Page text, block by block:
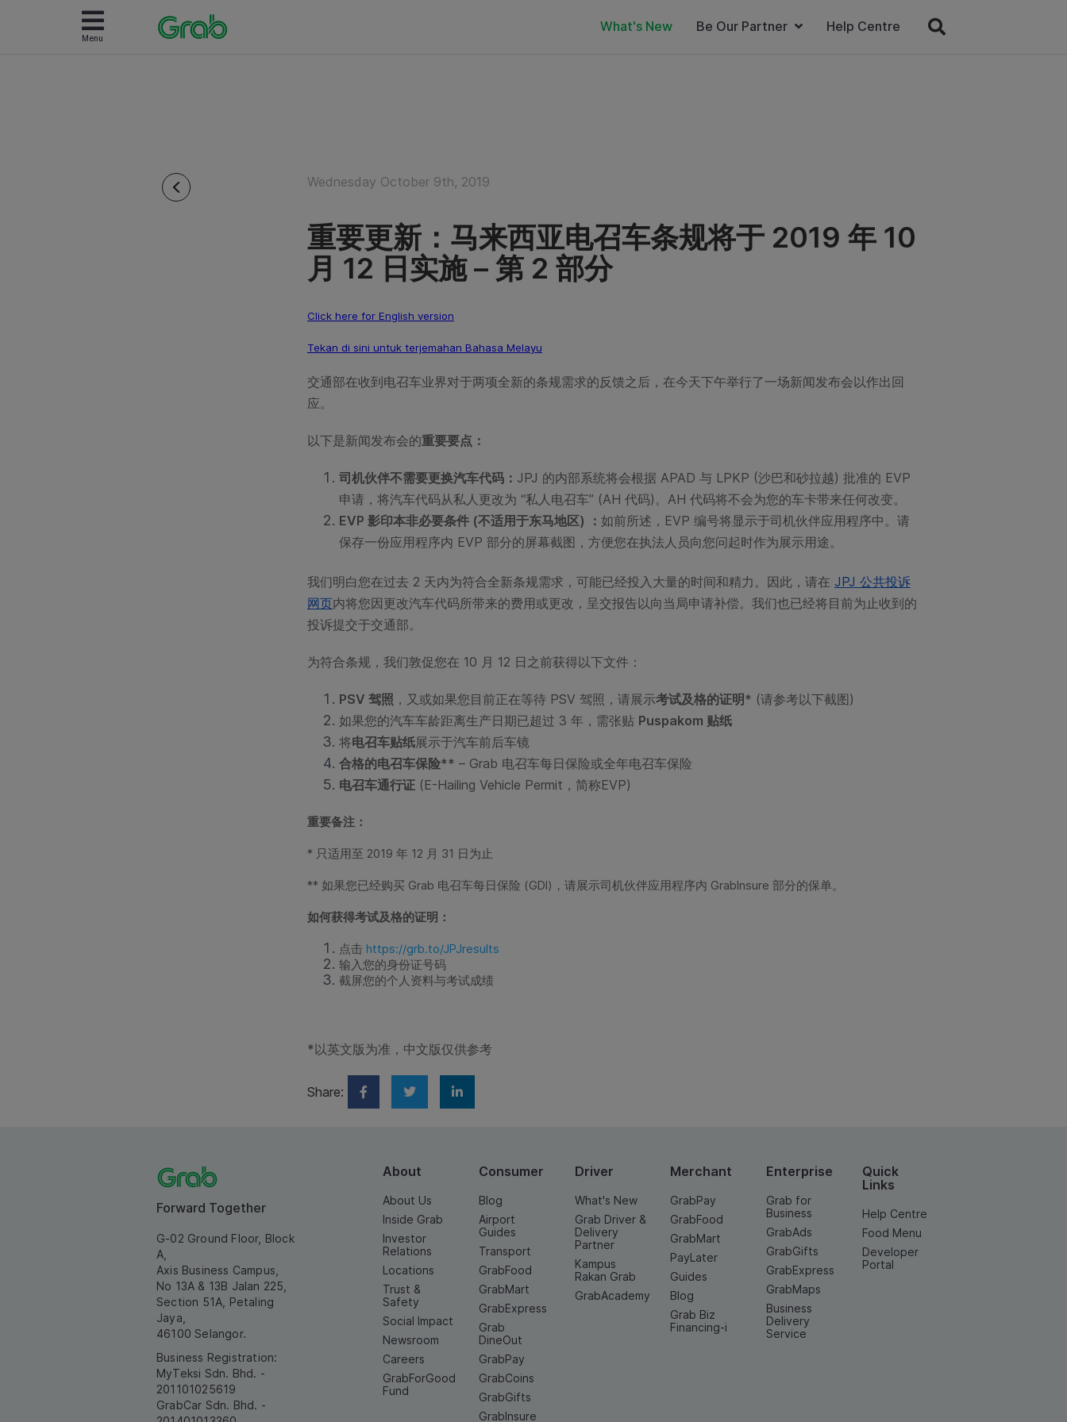
Menu
What's New Be Our Partner Help Centre
Wednesday October 9th, 2019
重要更新：马来西亚电召车条规将于 2019 年 10
月 12 日实施 – 第 2 部分
Click here for English version
Tekan di sini untuk terjemahan Bahasa Melayu
交通部在收到电召车业界对于两项全新的条规需求的反馈之后，在今天下午举行了一场新闻发布会以作出回
应。
以下是新闻发布会的重要要点：
司机伙伴不需要更换汽车代码： JPJ 的内部系统将会根据 APAD 与 LPKP (沙巴和砂拉越) 批准的 EVP
申请，将汽车代码从私人更改为 “私人电召车” (AH 代码)。AH 代码将不会为您的车卡带来任何改变。
EVP 影印本非必要条件 (不适用于东马地区) ： 如前所述，EVP 编号将显示于司机伙伴应用程序中。请
保存一份应用程序内 EVP 部分的屏幕截图，方便您在执法人员向您问起时作为展示用途。
我们明白您在过去 2 天内为符合全新条规需求，可能已经投入大量的时间和精力。因此，请在 JPJ 公共投诉
网页内将您因更改汽车代码所带来的费用或更改，呈交报告以向当局申请补偿。我们也已经将目前为止收到的
投诉提交于交通部。
为符合条规，我们敦促您在 10 月 12 日之前获得以下文件：
PSV 驾照 ，又或如果您目前正在等待 PSV 驾照，请展示考试及格的证明 * (请参考以下截图)
如果您的汽车车龄距离生产日期已超过 3 年，需张贴 Puspakom 贴纸
将电召车贴纸展示于汽车前后车镜
合格的电召车保险** – Grab 电召车每日保险或全年电召车保险
电召车通行证 (E-Hailing Vehicle Permit，简称EVP)
重要备注：
* 只适用至 2019 年 12 月 31 日为止
** 如果您已经购买 Grab 电召车每日保险 (GDI)，请展示司机伙伴应用程序内 GrabInsure 部分的保单。
如何获得考试及格的证明：
点击 https://grb.to/JPJresults
输入您的身份证号码
截屏您的个人资料与考试成绩
*以英文版为准，中文版仅供参考
Share:
Forward Together
G-02 Ground Floor, Block
A,
Axis Business Campus,
No 13A & 13B Jalan 225,
Section 51A, Petaling
Jaya,
46100 Selangor.
Business Registration:
MyTeksi Sdn. Bhd. -
201101025619
GrabCar Sdn. Bhd. -
About
About Us
Inside Grab
Investor
Relations
Locations
Trust &
Safety
Social Impact
Newsroom
Careers
GrabForGood
Fund
Consumer
Blog
Airport
Guides
Transport
GrabFood
GrabMart
GrabExpress
Grab
DineOut
GrabPay
GrabCoins
GrabGifts
GrabInsure
Driver
What's New
Grab Driver &
Delivery
Partner
Kampus
Rakan Grab
GrabAcademy
Merchant
GrabPay
GrabFood
GrabMart
PayLater
Guides
Blog
Grab Biz
Financing-i
Enterprise
Grab for
Business
GrabAds
GrabGifts
GrabExpress
GrabMaps
Business
Delivery
Service
Quick
Links
Help Centre
Food Menu
Developer
Portal